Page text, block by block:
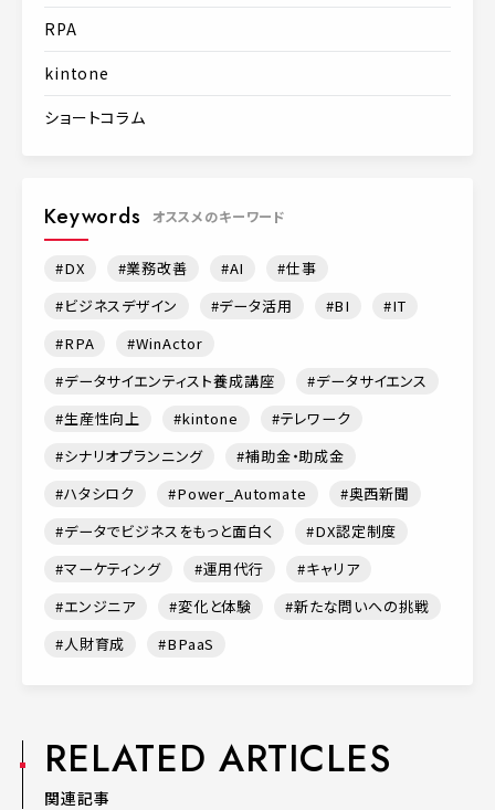
RPA
kintone
ショートコラム
Keywords オススメのキーワード
DX 業務改善 AI
仕事
ビジネスデザイン
データ活用 BI
IT
RPA
WinActor
データサイエンティスト養成講座
データサイエンス
生産性向上
kintone
テレワーク
シナリオプランニング
補助金・助成金
ハタシロク
Power_Automate
奥西新聞
データでビジネスをもっと面白く
DX認定制度
マーケティング
運用代行
キャリア
エンジニア
変化と体験
新たな問いへの挑戦
人財育成
BPaaS
RELATED ARTICLES
関連記事